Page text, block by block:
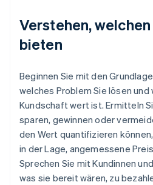
Verstehen,
bieten
Beginnen Sie mit den
welches Problem Sie lösen und
Kundschaft wert ist. Ermitteln
sparen, gewinnen oder
den Wert quantifizieren
in der Lage, angemessene
Sprechen Sie mit Kundinnen
was sie bereit wären, zu